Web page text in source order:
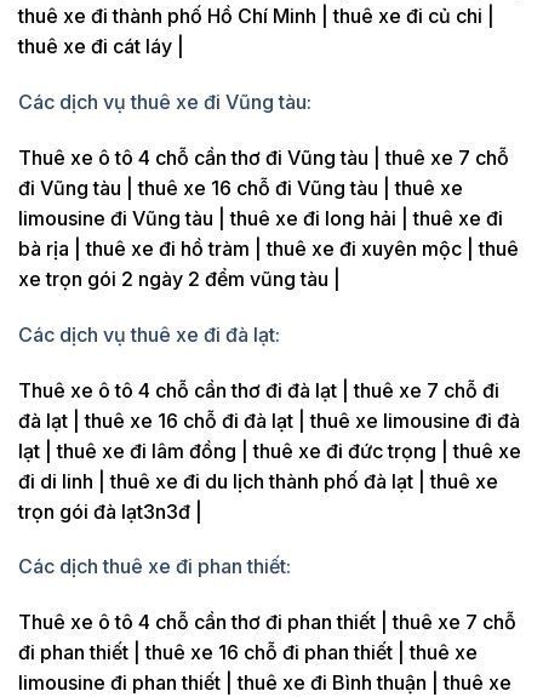
thuê xe đi thành phố Hồ Chí Minh | thuê xe đi củ chi |
thuê xe đi cát láy |
Các dịch vụ thuê xe đi Vũng tàu:
Thuê xe ô tô 4 chỗ cần thơ đi Vũng tàu | thuê xe 7 chỗ
đi Vũng tàu | thuê xe 16 chỗ đi Vũng tàu | thuê xe
limousine đi Vũng tàu | thuê xe đi long hải | thuê xe đi
bà rịa | thuê xe đi hồ tràm | thuê xe đi xuyên mộc | thuê
xe trọn gói 2 ngày 2 đểm vũng tàu |
Các dịch vụ thuê xe đi đà lạt:
Thuê xe ô tô 4 chỗ cần thơ đi đà lạt | thuê xe 7 chỗ đi
đà lạt | thuê xe 16 chỗ đi đà lạt | thuê xe limousine đi đà
lạt | thuê xe đi lâm đồng | thuê xe đi đức trọng | thuê xe
đi di linh | thuê xe đi du lịch thành phố đà lạt | thuê xe
trọn gói đà lạt3n3đ |
Các dịch thuê xe đi phan thiết:
Thuê xe ô tô 4 chỗ cần thơ đi phan thiết | thuê xe 7 chỗ
đi phan thiết | thuê xe 16 chỗ đi phan thiết | thuê xe
limousine đi phan thiết | thuê xe đi Bình thuận | thuê xe